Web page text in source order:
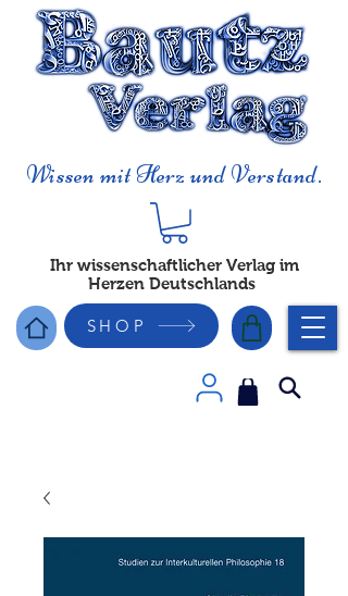
Wissen mit Herz und Verstand.
Ihr wissenschaftlicher Verlag im
Herzen Deutschlands
SHOP